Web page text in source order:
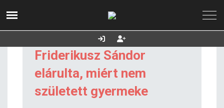
2026.08.06. 23:57
Támogatás
Friderikusz Sándor
elárulta, miért nem
született gyermeke